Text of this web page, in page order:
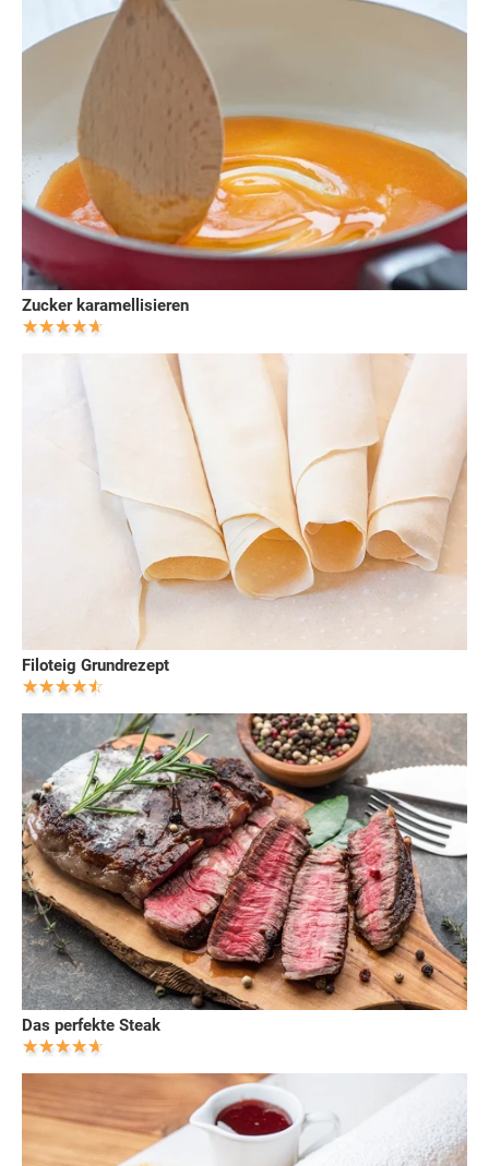
Zucker karamellisieren
Filoteig Grundrezept
Das perfekte Steak